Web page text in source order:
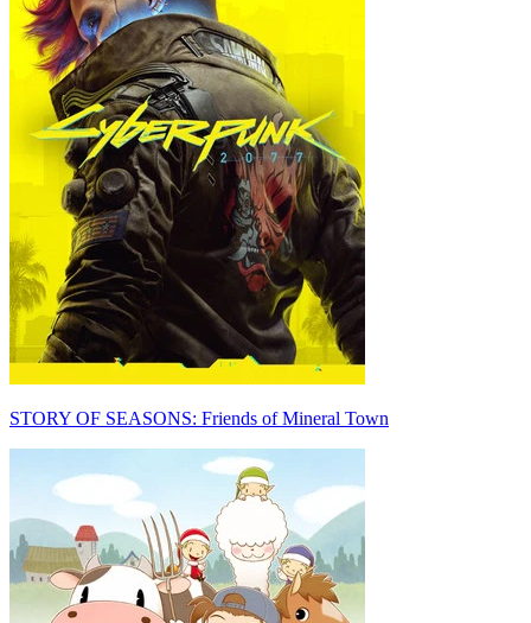
STORY OF SEASONS: Friends of Mineral Town